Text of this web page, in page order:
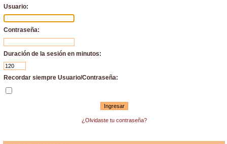
Usuario:
Contraseña:
Duración de la sesión en minutos:
Recordar siempre Usuario/Contraseña:
¿Olvidaste tu contraseña?